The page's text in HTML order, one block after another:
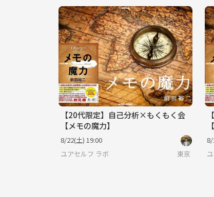
【20代限定】自己分析×もくもく会
【メモの魔力】
8/22(土) 19:00
ユアセルフ ラボ
東京